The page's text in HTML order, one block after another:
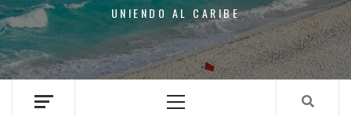
UNIENDO AL CARIBE
Menu